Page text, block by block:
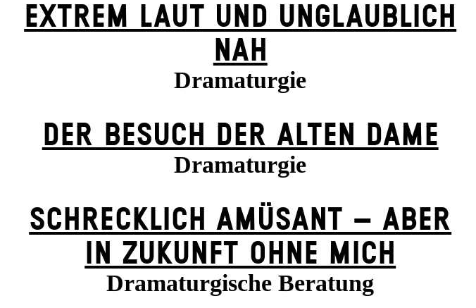
EXTREM LAUT UND UNGLAUBLICH
NAH
Dramaturgie
DER BE­SUCH DER ALT­EN DA­ME
Dramaturgie
SCHRECKLICH AMÜSANT – ABER
IN ZUKUNFT OHNE MICH
Dramaturgische Beratung